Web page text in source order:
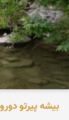
بیشه پیرتو